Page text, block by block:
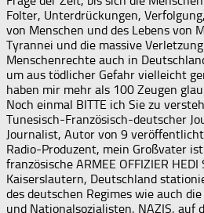
Folter, Unterdrückungen,
von Menschen und des Lebens von
Tyrannei und die massive
Menschenrechte auch in
um aus tödlicher Gefahr vielleicht
haben mir mehr als 100 Zeugen
Noch einmal BITTE ich Sie zu
Tunesisch-Französisch-deutscher
Journalist, Autor von 9
Radio-Produzent, mein Großvater
französische ARMEE OFFIZIER
Kaiserslautern, Deutschland
des deutschen Regimes wie auch
und Nationalsozialisten, NAZIS, auf